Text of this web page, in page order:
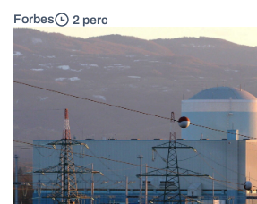
Forbes 2 perc